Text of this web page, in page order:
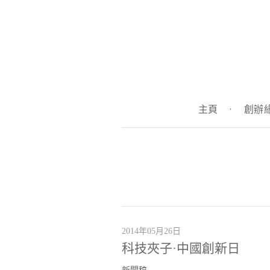
主頁 · 創辦
2014年05月26日
科技夾子·中國創新日